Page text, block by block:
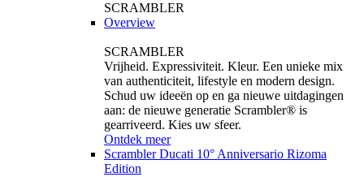
SCRAMBLER
Overview
SCRAMBLER
Vrijheid. Expressiviteit. Kleur. Een unieke mix
van authenticiteit, lifestyle en modern design.
Schud uw ideeën op en ga nieuwe uitdagingen
aan: de nieuwe generatie Scrambler® is
gearriveerd. Kies uw sfeer.
Ontdek meer
Scrambler Ducati 10° Anniversario Rizoma
Edition